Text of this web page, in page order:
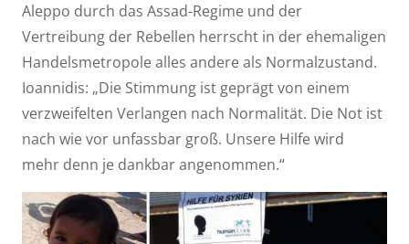
Aleppo durch das Assad-Regime und der
Vertreibung der Rebellen herrscht in der ehemaligen
Handelsmetropole alles andere als Normalzustand.
Ioannidis: „Die Stimmung ist geprägt von einem
verzweifelten Verlangen nach Normalität. Die Not ist
nach wie vor unfassbar groß. Unsere Hilfe wird
mehr denn je dankbar angenommen.“